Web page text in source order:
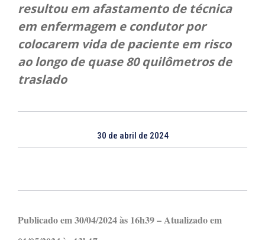
resultou em afastamento de técnica
em enfermagem e condutor por
colocarem vida de paciente em risco
ao longo de quase 80 quilômetros de
traslado
30 de abril de 2024
Publicado em 30/04/2024 às 16h39 – Atualizado em